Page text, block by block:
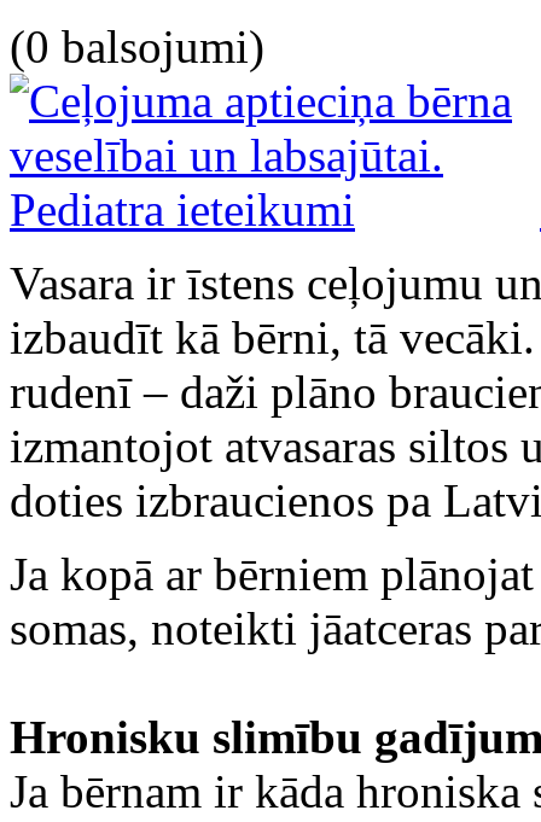
(0 balsojumi)
Vasara ir īstens ceļojumu
izbaudīt kā bērni, tā
rudenī – daži plāno
izmantojot atvasaras siltos
doties izbraucienos pa
Ja kopā ar bērniem
somas, noteikti jāatceras
Hronisku slimību
Ja bērnam ir kāda